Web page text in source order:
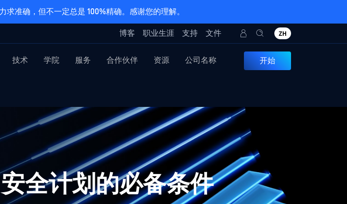
准确，但不一定总是 100%精确。感谢您的理解。
博客 职业生涯 支持 文件 ZH
技术 学院 服务 合作伙伴 资源 公司名称 开始
全计划的必备条件